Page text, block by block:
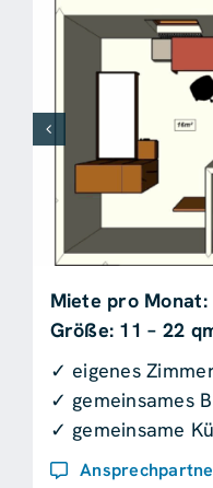
Miete pro
Größe: 11 – 22
✓ eigenes
✓ gemeinsames
✓ gemeinsame